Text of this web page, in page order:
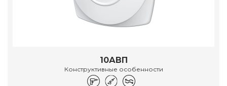
10АВП
Конструктивные особенности